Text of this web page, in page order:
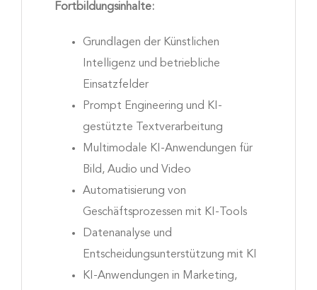
Fortbildungsinhalte:
Grundlagen der Künstlichen
Intelligenz und betriebliche
Einsatzfelder
Prompt Engineering und KI-
gestützte Textverarbeitung
Multimodale KI-Anwendungen für
Bild, Audio und Video
Automatisierung von
Geschäftsprozessen mit KI-Tools
Datenanalyse und
Entscheidungsunterstützung mit KI
KI-Anwendungen in Marketing,